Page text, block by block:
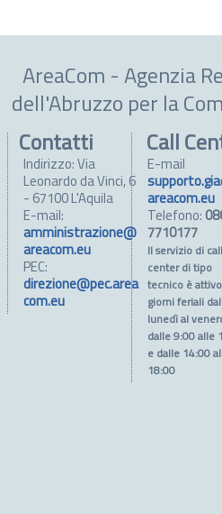
AreaCom - Agenzia
dell'Abruzzo per la
Contatti
Indirizzo: Via
Leonardo da Vinci, 6
- 67100 L'Aquila
E-mail:
amministrazione@
areacom.eu
PEC:
direzione@pec.area
com.eu
Call
E-mail
areacom.eu
Telefono:
7710177
Il servizio di call
center di tipo
tecnico è
giorni feriali dal
lunedì al
dalle 9:00 alle
e dalle 14:00
18:00